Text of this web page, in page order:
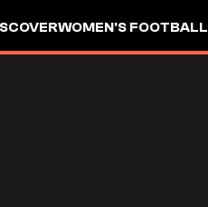
WOMEN'S FOOTBALL